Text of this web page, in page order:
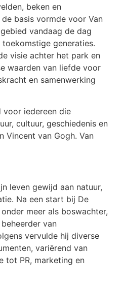
beken en
basis vormde voor Van
vandaag de dag
generaties.
visie achter het park en
waarden van liefde voor
en samenwerking
voor iedereen die
cultuur, geschiedenis en
Vincent van Gogh. Van
leven gewijd aan natuur,
Na een start bij De
meer als boswachter,
van
vervulde hij diverse
variërend van
tot PR, marketing en